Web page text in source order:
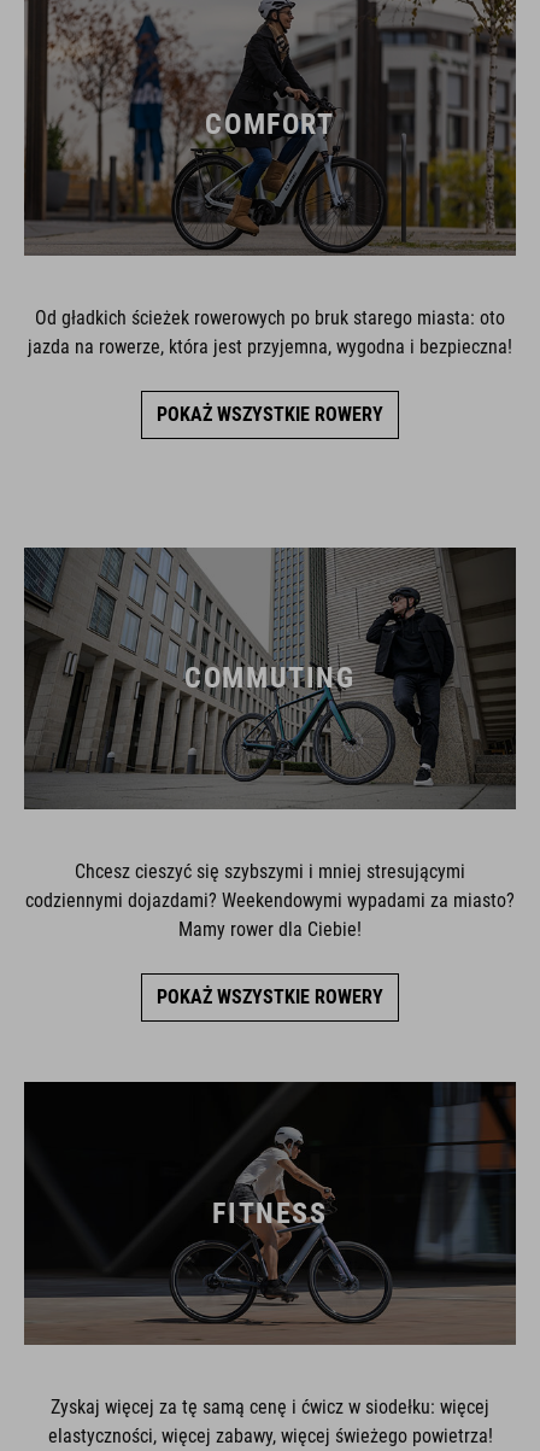
COMFORT
Od gładkich ścieżek rowerowych po bruk starego miasta: oto
jazda na rowerze, która jest przyjemna, wygodna i bezpieczna!
POKAŻ WSZYSTKIE ROWERY
COMMUTING
Chcesz cieszyć się szybszymi i mniej stresującymi
codziennymi dojazdami? Weekendowymi wypadami za miasto?
Mamy rower dla Ciebie!
POKAŻ WSZYSTKIE ROWERY
FITNESS
Zyskaj więcej za tę samą cenę i ćwicz w siodełku: więcej
elastyczności, więcej zabawy, więcej świeżego powietrza!